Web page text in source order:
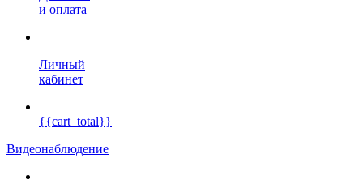
и оплата
Личный
кабинет
{{cart_total}}
Видеонаблюдение